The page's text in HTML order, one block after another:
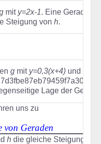
mit y=2x-1. Eine Gerade
Steigung von h.
g mit y=0,3(x+4) und
Lage der
uns zu
von Geraden
h die gleiche Steigung